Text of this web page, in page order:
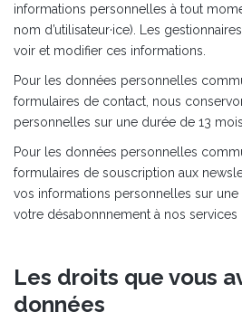
informations personnelles à tout
nom d’utilisateur·ice). Les
voir et modifier ces informations.
Pour les données personnelles
formulaires de contact, nous
personnelles sur une durée de 13 mois.
Pour les données personnelles
formulaires de souscription aux
vos informations personnelles sur
votre désabonnnement à nos services
Les droits que vous
données